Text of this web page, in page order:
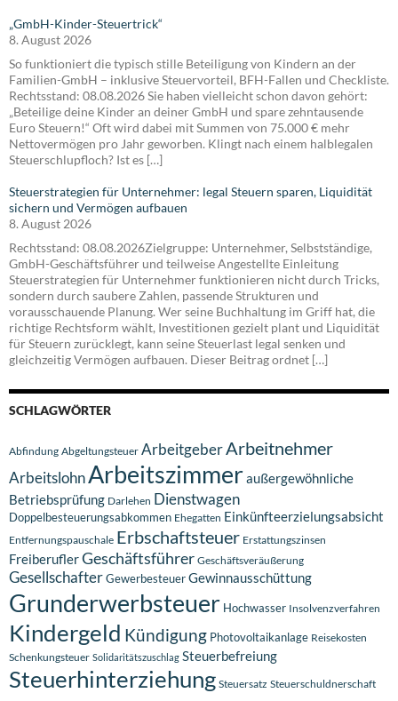
„GmbH-Kinder-Steuertrick“
8. August 2026
So funktioniert die typisch stille Beteiligung von Kindern an der
Familien-GmbH – inklusive Steuervorteil, BFH-Fallen und Checkliste.
Rechtsstand: 08.08.2026 Sie haben vielleicht schon davon gehört:
„Beteilige deine Kinder an deiner GmbH und spare zehntausende
Euro Steuern!“ Oft wird dabei mit Summen von 75.000 € mehr
Nettovermögen pro Jahr geworben. Klingt nach einem halblegalen
Steuerschlupfloch? Ist es […]
Steuerstrategien für Unternehmer: legal Steuern sparen, Liquidität
sichern und Vermögen aufbauen
8. August 2026
Rechtsstand: 08.08.2026Zielgruppe: Unternehmer, Selbstständige,
GmbH-Geschäftsführer und teilweise Angestellte Einleitung
Steuerstrategien für Unternehmer funktionieren nicht durch Tricks,
sondern durch saubere Zahlen, passende Strukturen und
vorausschauende Planung. Wer seine Buchhaltung im Griff hat, die
richtige Rechtsform wählt, Investitionen gezielt plant und Liquidität
für Steuern zurücklegt, kann seine Steuerlast legal senken und
gleichzeitig Vermögen aufbauen. Dieser Beitrag ordnet […]
SCHLAGWÖRTER
Abfindung Abgeltungsteuer ArbeitgeberArbeitnehmer
ArbeitslohnArbeitszimmeraußergewöhnliche
Betriebsprüfung Darlehen Dienstwagen
Doppelbesteuerungsabkommen Ehegatten Einkünfteerzielungsabsicht
Entfernungspauschale Erbschaftsteuer Erstattungszinsen
FreiberuflerGeschäftsführer Geschäftsveräußerung
GesellschafterGewerbesteuerGewinnausschüttung
Grunderwerbsteuer Hochwasser Insolvenzverfahren
Kindergeld Kündigung Photovoltaikanlage Reisekosten
Schenkungsteuer Solidaritätszuschlag Steuerbefreiung
Steuerhinterziehung Steuersatz Steuerschuldnerschaft